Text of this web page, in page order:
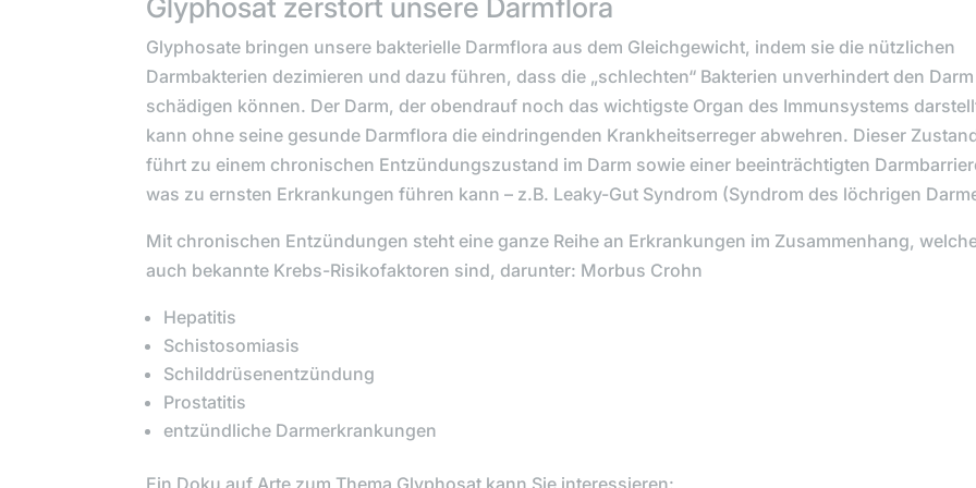
Glyphosat zerstört unsere Darmflora
Glyphosate bringen unsere bakterielle Darmflora aus dem Gleichgewicht, indem sie die nützlichen
Darmbakterien dezimieren und dazu führen, dass die „schlechten“ Bakterien unverhindert den Darm
schädigen können. Der Darm, der obendrauf noch das wichtigste Organ des Immunsystems
kann ohne seine gesunde Darmflora die eindringenden Krankheitserreger abwehren. Dieser
führt zu einem chronischen Entzündungszustand im Darm sowie einer beeinträchtigten
was zu ernsten Erkrankungen führen kann – z.B. Leaky-Gut Syndrom (Syndrom des löchrigen
Mit chronischen Entzündungen steht eine ganze Reihe an Erkrankungen im Zusammenhang,
auch bekannte Krebs-Risikofaktoren sind, darunter: Morbus Crohn
Hepatitis
Schistosomiasis
Schilddrüsenentzündung
Prostatitis
entzündliche Darmerkrankungen